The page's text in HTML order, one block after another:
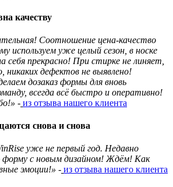
качеству
Соотношение цена-качество
используем уже целый сезон, в носке
себя прекрасно! При стирке не линяет,
никаких дефектов не выявлено!
дозаказ формы для вновь
всегда всё быстро и оперативно!
- из отзыва нашего клиента
снова и снова
уже не первый год. Недавно
форму с новым дизайном! Ждëм! Как
эмоции!» - из отзыва нашего клиента